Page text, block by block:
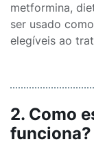
metformina,
ser usado
elegíveis ao
2. Como
funciona?